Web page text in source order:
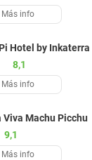
Más info
Hotel by Inkaterra
8,1
Más info
Viva Machu Picchu
9,1
Más info